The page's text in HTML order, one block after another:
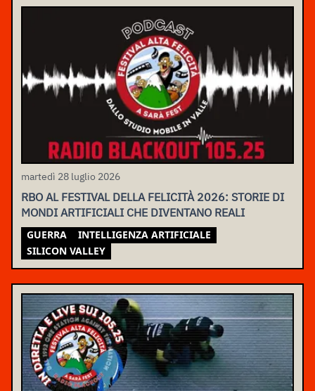
martedì 28 luglio 2026
RBO AL FESTIVAL DELLA FELICITÀ 2026: STORIE DI
MONDI ARTIFICIALI CHE DIVENTANO REALI
GUERRA
INTELLIGENZA ARTIFICIALE
SILICON VALLEY